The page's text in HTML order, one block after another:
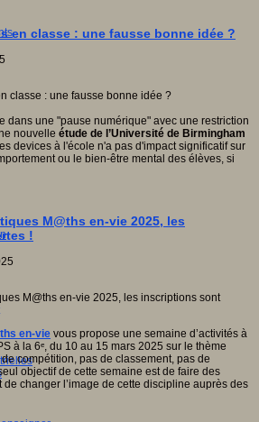
en classe : une fausse bonne idée ?
dans une "pause numérique" avec une restriction
nouvelle étude de l’Université de Birmingham
devices à l'école n'a pas d'impact significatif sur
ou le bien-être mental des élèves, si
M@ths en-vie 2025, les
!
en-vie vous propose une semaine d’activités à
à la 6ᵉ, du 10 au 15 mars 2025 sur le thème
de compétition, pas de classement, pas de
objectif de cette semaine est de faire des
changer l’image de cette discipline auprès des